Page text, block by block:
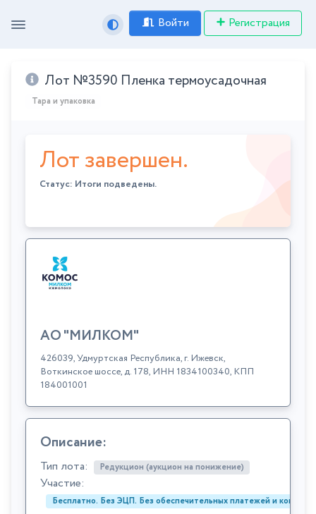
Войти Регистрация
Лот №3590 Пленка термоусадочная
Тара и упаковка
Лот завершен.
Статус: Итоги подведены.
АО "МИЛКОМ"
426039, Удмуртская Республика, г. Ижевск,
Воткинское шоссе, д. 178, ИНН 1834100340, КПП
184001001
Описание:
Тип лота: Редукцион (аукцион на понижение)
Участие:
Бесплатно. Без ЭЦП. Без обеспечительных платежей и